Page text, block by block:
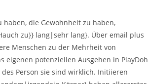
die Gewohnheit zu haben,
zu}} lang|sehr lang}. Über email plus
Menschen zu der Mehrheit von
eigenen potenziellen Ausgehen in PlayDoh
Person sie sind wirklich. Initiieren